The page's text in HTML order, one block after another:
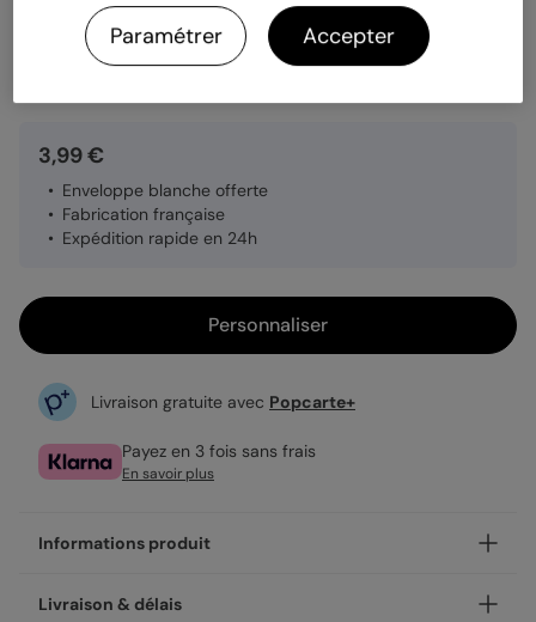
Quantité 1 carte
3,99 €
Enveloppe blanche offerte
Fabrication française
Expédition rapide en 24h
Personnaliser
Livraison gratuite avec Popcarte+
Payez en 3 fois sans frais
En savoir plus
Informations produit
Personnalisez votre carte fête des grands pères
Livraison & délais
Paramétrer Accepter